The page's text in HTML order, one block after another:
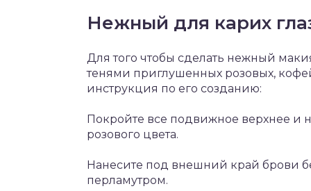
Нежный для карих
Для того чтобы сделать нежный
тенями приглушенных розовых,
инструкция по его созданию:
Покройте все подвижное верхнее и
розового цвета.
Нанесите под внешний край брови
перламутром.